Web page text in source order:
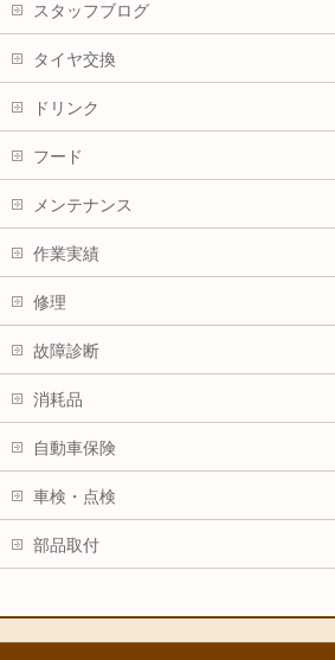
スタッフブログ
タイヤ交換
ドリンク
フード
メンテナンス
作業実績
修理
故障診断
消耗品
自動車保険
車検・点検
部品取付